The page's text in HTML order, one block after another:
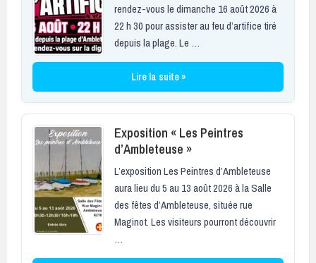
rendez-vous le dimanche 16 août 2026 à
22 h 30 pour assister au feu d’artifice tiré
depuis la plage. Le …
Lire la suite »
Exposition « Les Peintres
d’Ambleteuse »
L’exposition Les Peintres d’Ambleteuse
aura lieu du 5 au 13 août 2026 à la Salle
des fêtes d’Ambleteuse, située rue
Maginot. Les visiteurs pourront découvrir
…